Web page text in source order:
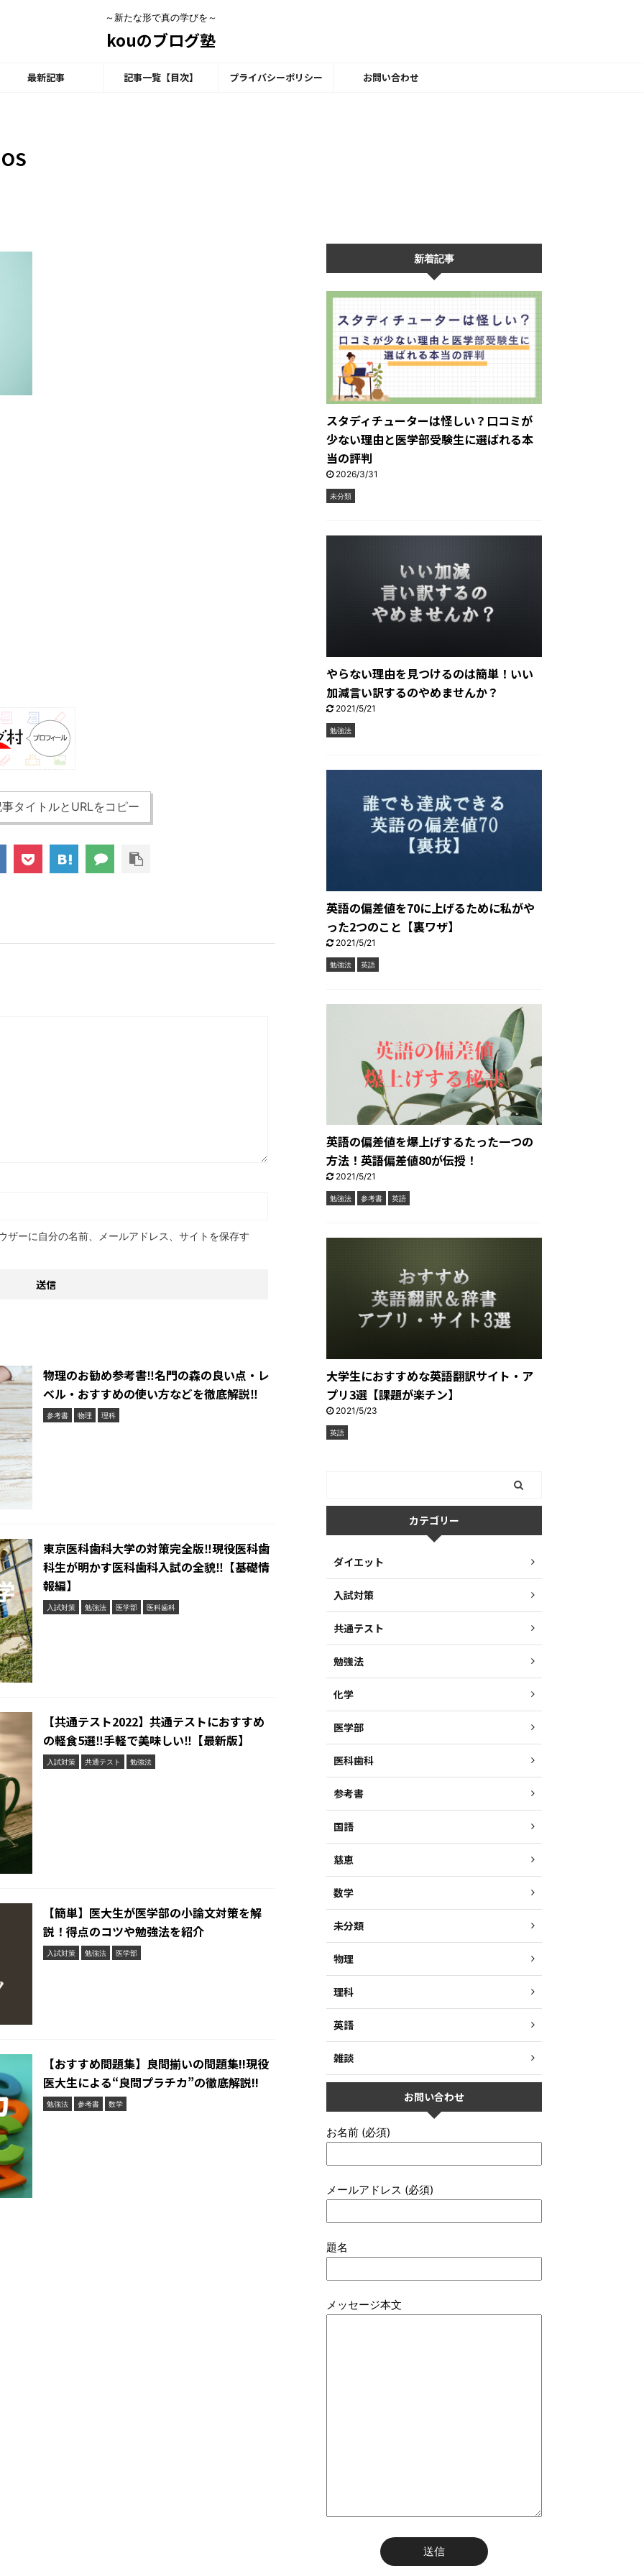
～新たな形で真の学びを～
kouのブログ塾
最新記事 記事一覧【目次】 プライバシーポリシー お問い合わせ
タイトルとURLをコピー
ザーに自分の名前、メールアドレス、サイトを保存す
物理のお勧め参考書‼︎名門の森の良い点・レ
ベル・おすすめの使い方などを徹底解説‼︎
参考書 物理 理科
東京医科歯科大学の対策完全版‼︎現役医科歯
科生が明かす医科歯科入試の全貌‼︎【基礎情
報編】
入試対策 勉強法 医学部 医科歯科
【共通テスト2022】共通テストにおすすめ
の軽食5選‼︎手軽で美味しい‼︎【最新版】
入試対策 共通テスト 勉強法
【簡単】医大生が医学部の小論文対策を解
説！得点のコツや勉強法を紹介
入試対策 勉強法 医学部
【おすすめ問題集】良問揃いの問題集!!現役
医大生による“良問プラチカ”の徹底解説!!
勉強法 参考書 数学
新着記事
スタディチューターは怪しい？口コミが
少ない理由と医学部受験生に選ばれる本
当の評判
2026/3/31
未分類
やらない理由を見つけるのは簡単！いい
加減言い訳するのやめませんか？
2021/5/21
勉強法
英語の偏差値を70に上げるために私がや
った2つのこと【裏ワザ】
2021/5/21
勉強法 英語
英語の偏差値を爆上げするたった一つの
方法！英語偏差値80が伝授！
2021/5/21
勉強法 参考書 英語
大学生におすすめな英語翻訳サイト・ア
プリ3選【課題が楽チン】
2021/5/23
英語
カテゴリー
ダイエット
入試対策
共通テスト
勉強法
化学
医学部
医科歯科
参考書
国語
慈恵
数学
未分類
物理
理科
英語
雑談
お問い合わせ
お名前 (必須)
メールアドレス (必須)
題名
メッセージ本文